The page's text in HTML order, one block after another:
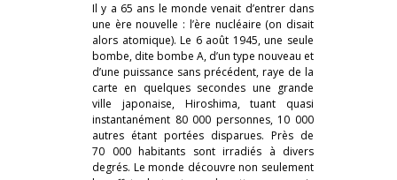
Il y a 65 ans le monde venait d’entrer dans
une ère nouvelle : l’ère nucléaire (on disait
alors atomique). Le 6 août 1945, une seule
bombe, dite bombe A, d’un type nouveau et
d’une puissance sans précédent, raye de la
carte en quelques secondes une grande
ville japonaise, Hiroshima, tuant quasi
instantanément 80 000 personnes, 10 000
autres étant portées disparues. Près de
70 000 habitants sont irradiés à divers
degrés. Le monde découvre non seulement